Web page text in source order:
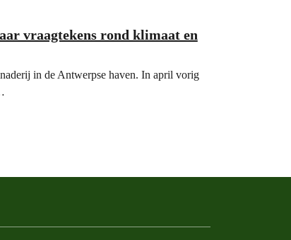
vraagtekens rond klimaat en
in de Antwerpse haven. In april vorig